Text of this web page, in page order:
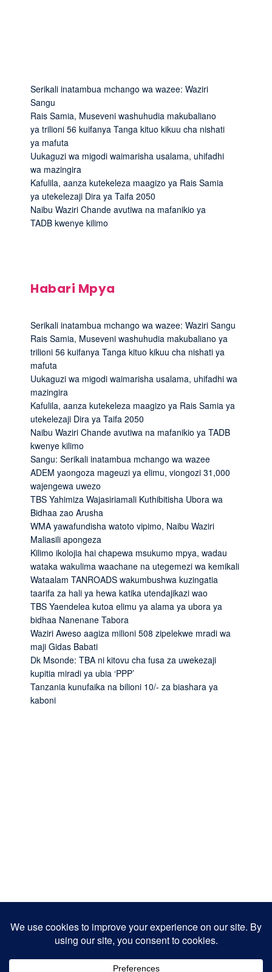
Serikali inatambua mchango wa wazee: Waziri
Sangu
Rais Samia, Museveni washuhudia makubaliano
ya trilioni 56 kuifanya Tanga kituo kikuu cha nishati
ya mafuta
Uukaguzi wa migodi waimarisha usalama, uhifadhi
wa mazingira
Kafulila, aanza kutekeleza maagizo ya Rais Samia
ya utekelezaji Dira ya Taifa 2050
Naibu Waziri Chande avutiwa na mafanikio ya
TADB kwenye kilimo
Habari Mpya
Serikali inatambua mchango wa wazee: Waziri Sangu
Rais Samia, Museveni washuhudia makubaliano ya
trilioni 56 kuifanya Tanga kituo kikuu cha nishati ya
mafuta
Uukaguzi wa migodi waimarisha usalama, uhifadhi wa
mazingira
Kafulila, aanza kutekeleza maagizo ya Rais Samia ya
utekelezaji Dira ya Taifa 2050
Naibu Waziri Chande avutiwa na mafanikio ya TADB
kwenye kilimo
Sangu: Serikali inatambua mchango wa wazee
ADEM yaongoza mageuzi ya elimu, viongozi 31,000
wajengewa uwezo
TBS Yahimiza Wajasiriamali Kuthibitisha Ubora wa
Bidhaa zao Arusha
WMA yawafundisha watoto vipimo, Naibu Waziri
Maliasili apongeza
Kilimo ikolojia hai chapewa msukumo mpya, wadau
wataka wakulima waachane na utegemezi wa kemikali
Wataalam TANROADS wakumbushwa kuzingatia
taarifa za hali ya hewa katika utendajikazi wao
TBS Yaendelea kutoa elimu ya alama ya ubora ya
bidhaa Nanenane Tabora
Waziri Aweso aagiza milioni 508 zipelekwe mradi wa
maji Gidas Babati
Dk Msonde: TBA ni kitovu cha fusa za uwekezaji
kupitia miradi ya ubia ‘PPP’
Tanzania kunufaika na bilioni 10/- za biashara ya
kaboni